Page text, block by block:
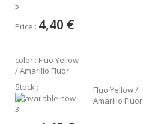
5
Price : 4,40 €
color : Fluo Yellow
/ Amarillo Fluor
Stock :
3
Fluo Yellow /
Amarillo Fluor